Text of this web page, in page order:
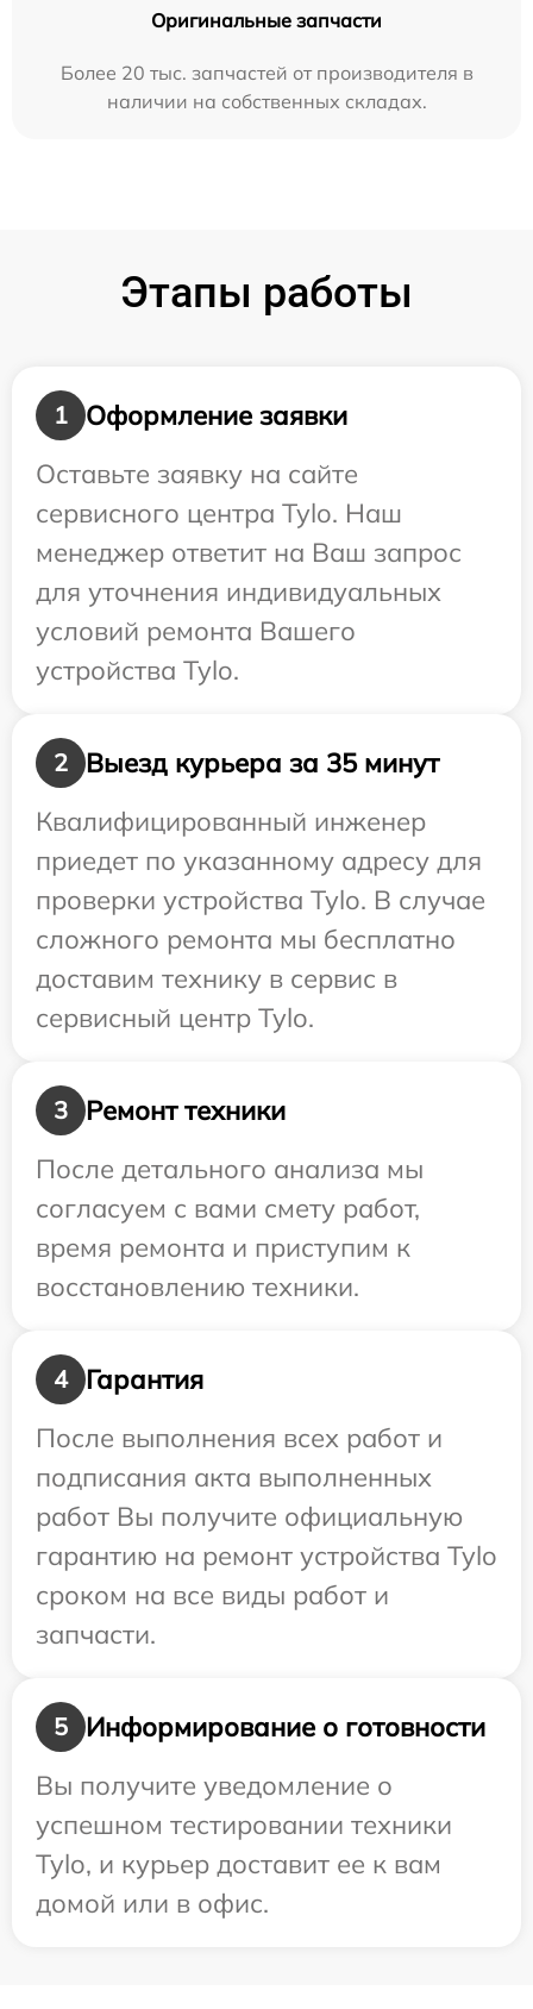
Оригинальные запчасти
Более 20 тыс. запчастей от производителя в
наличии на собственных складах.
Этапы работы
1
Оформление заявки
Оставьте заявку на сайте
сервисного центра Tylo. Наш
менеджер ответит на Ваш запрос
для уточнения индивидуальных
условий ремонта Вашего
устройства Tylo.
2
Выезд курьера за 35 минут
Квалифицированный инженер
приедет по указанному адресу для
проверки устройства Tylo. В случае
сложного ремонта мы бесплатно
доставим технику в сервис в
сервисный центр Tylo.
3
Ремонт техники
После детального анализа мы
согласуем с вами смету работ,
время ремонта и приступим к
восстановлению техники.
4
Гарантия
После выполнения всех работ и
подписания акта выполненных
работ Вы получите официальную
гарантию на ремонт устройства Tylo
сроком на все виды работ и
запчасти.
5
Информирование о готовности
Вы получите уведомление о
успешном тестировании техники
Tylo, и курьер доставит ее к вам
домой или в офис.